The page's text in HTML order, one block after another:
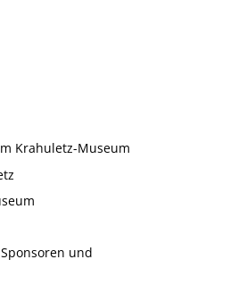
Krahuletz-Museum
und